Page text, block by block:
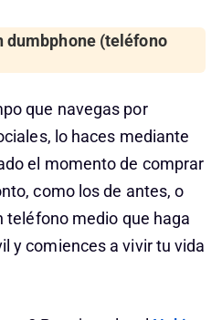
dumbphone (teléfono
que navegas por
lo haces mediante
el momento de comprar
como los de antes, o
teléfono medio que haga
y comiences a vivir tu vida